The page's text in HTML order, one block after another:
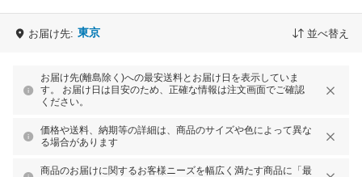
お届け先: 東京 並べ替え
お届け先(離島除く)への最安送料とお届け日を表示していま
す。 お届け日は目安のため、正確な情報は注文画面でご確認
ください。
価格や送料、納期等の詳細は、商品のサイズや色によって異な
る場合があります
商品のお届けに関するお客様ニーズを幅広く満たす商品に「最